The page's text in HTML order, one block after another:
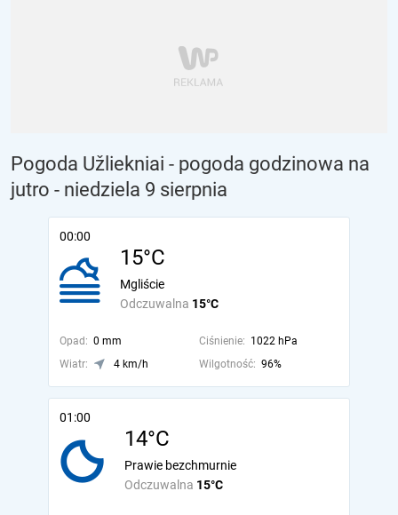
Pogoda Užliekniai - pogoda godzinowa na
jutro - niedziela 9 sierpnia
00:00
15°C
Odczuwalna 15°C
Mgliście
Opad: 0 mm Ciśnienie: 1022 hPa
Wiatr:
4 km/h Wilgotność: 96%
01:00
14°C
Odczuwalna 15°C
Prawie bezchmurnie